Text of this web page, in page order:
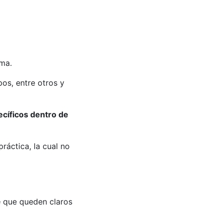
entre otros y
dentro de
la cual no
queden claros